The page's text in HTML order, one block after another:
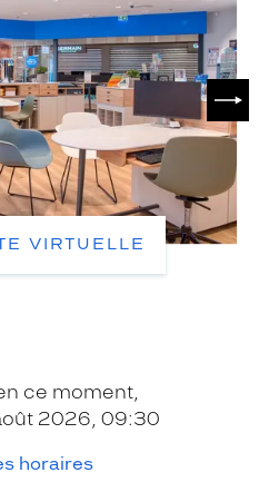
VIRTUELLE
ce moment,
2026, 09:30
horaires